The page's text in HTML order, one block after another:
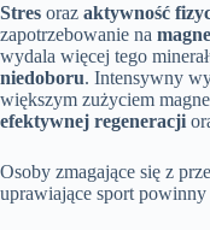
Stres oraz aktywność
zapotrzebowanie na
wydala więcej tego
niedoboru. Intensywny
większym zużyciem
efektywnej regeneracji
Osoby zmagające się z
uprawiające sport